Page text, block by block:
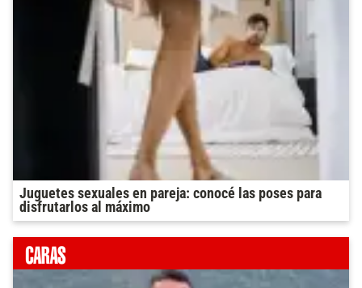
Juguetes sexuales en pareja: conocé las poses para
disfrutarlos al máximo